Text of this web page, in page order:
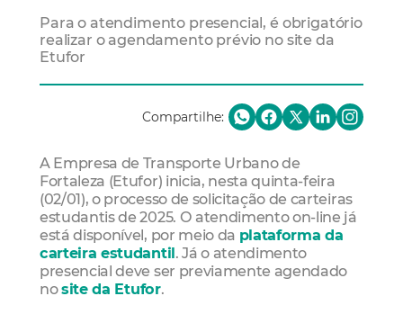
Para o atendimento presencial, é obrigatório
realizar o agendamento prévio no site da
Etufor
Compartilhe:
A Empresa de Transporte Urbano de
Fortaleza (Etufor) inicia, nesta quinta-feira
(02/01), o processo de solicitação de carteiras
estudantis de 2025. O atendimento on-line já
está disponível, por meio da plataforma da
carteira estudantil. Já o atendimento
presencial deve ser previamente agendado
nosite da Etufor.